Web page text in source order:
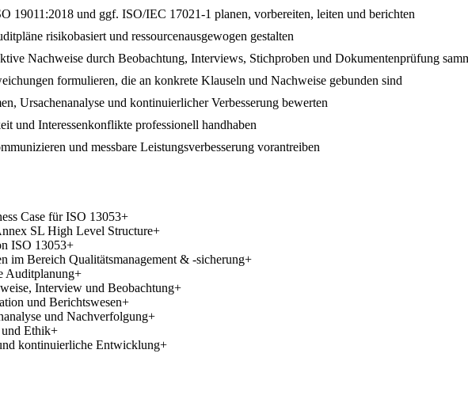
19011:2018 und ggf. ISO/IEC 17021-1 planen, vorbereiten, leiten und berichten
risikobasiert und ressourcenausgewogen gestalten
Nachweise durch Beobachtung, Interviews, Stichproben und Dokumentenprüfung
formulieren, die an konkrete Klauseln und Nachweise gebunden sind
Ursachenanalyse und kontinuierlicher Verbesserung bewerten
und Interessenkonflikte professionell handhaben
und messbare Leistungsverbesserung vorantreiben
Case für ISO 13053+
SL High Level Structure+
ISO 13053+
Bereich Qualitätsmanagement & -sicherung+
Auditplanung+
Interview und Beobachtung+
und Berichtswesen+
und Nachverfolgung+
Ethik+
kontinuierliche Entwicklung+